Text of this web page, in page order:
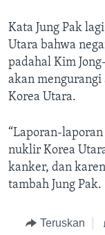
Kata Jung Pak
Utara bahwa
padahal Kim
akan mengurangi
Korea Utara.
“Laporan-
nuklir Korea
kanker, dan
tambah Jung Pak.
Teruskan